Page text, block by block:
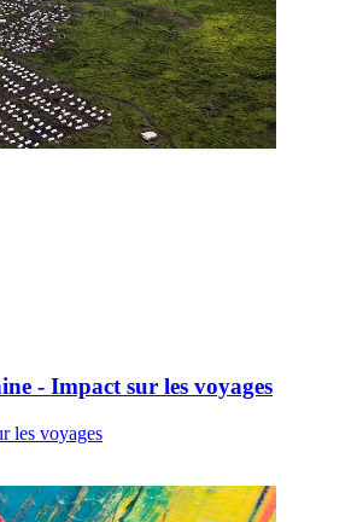
- Impact sur les voyages
les voyages